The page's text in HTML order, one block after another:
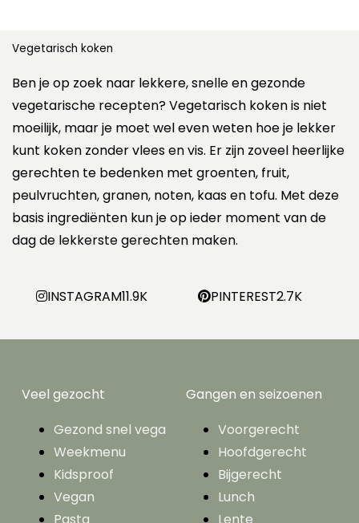
Vegetarisch koken
Ben je op zoek naar lekkere, snelle en gezonde
vegetarische recepten? Vegetarisch koken is niet
moeilijk, maar je moet wel even weten hoe je lekker
kunt koken zonder vlees en vis. Er zijn zoveel heerlijke
gerechten te bedenken met groenten, fruit,
peulvruchten, granen, noten, kaas en tofu. Met deze
basis ingrediënten kun je op ieder moment van de
dag de lekkerste gerechten maken.
INSTAGRAM11.9K PINTEREST2.7K
Veel gezocht
Gezond snel vega
Weekmenu
Kidsproof
Vegan
Pasta
Gangen en seizoenen
Voorgerecht
Hoofdgerecht
Bijgerecht
Lunch
Lente